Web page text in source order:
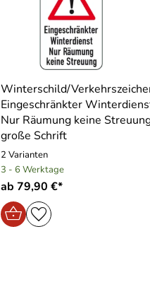
Winterschild/
Eingeschränkter
Nur Räumung keine
große Schrift
2 Varianten
3 - 6 Werktage
ab 79,90 €*